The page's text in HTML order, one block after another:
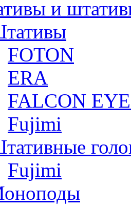
и
FOTON
ERA
FALCON
Fujimi
Fujimi